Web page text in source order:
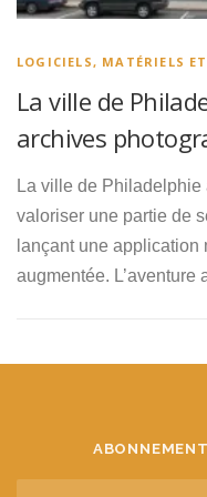
LOGICIELS, MATÉRIELS
La ville de
archives
La ville de Philadelphie
valoriser une partie de
lançant une
augmentée. L’aventure